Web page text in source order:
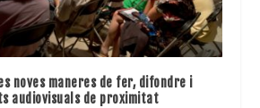
noves maneres de fer, difondre i
audiovisuals de proximitat